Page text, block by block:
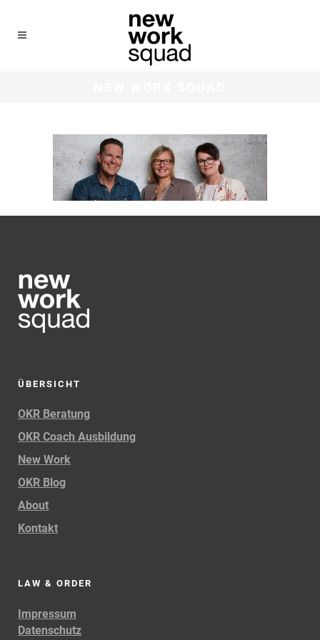
ÜBERSICHT
OKR Beratung
OKR Coach Ausbildung
New Work
OKR Blog
About
Kontakt
LAW & ORDER
Impressum
Datenschutz